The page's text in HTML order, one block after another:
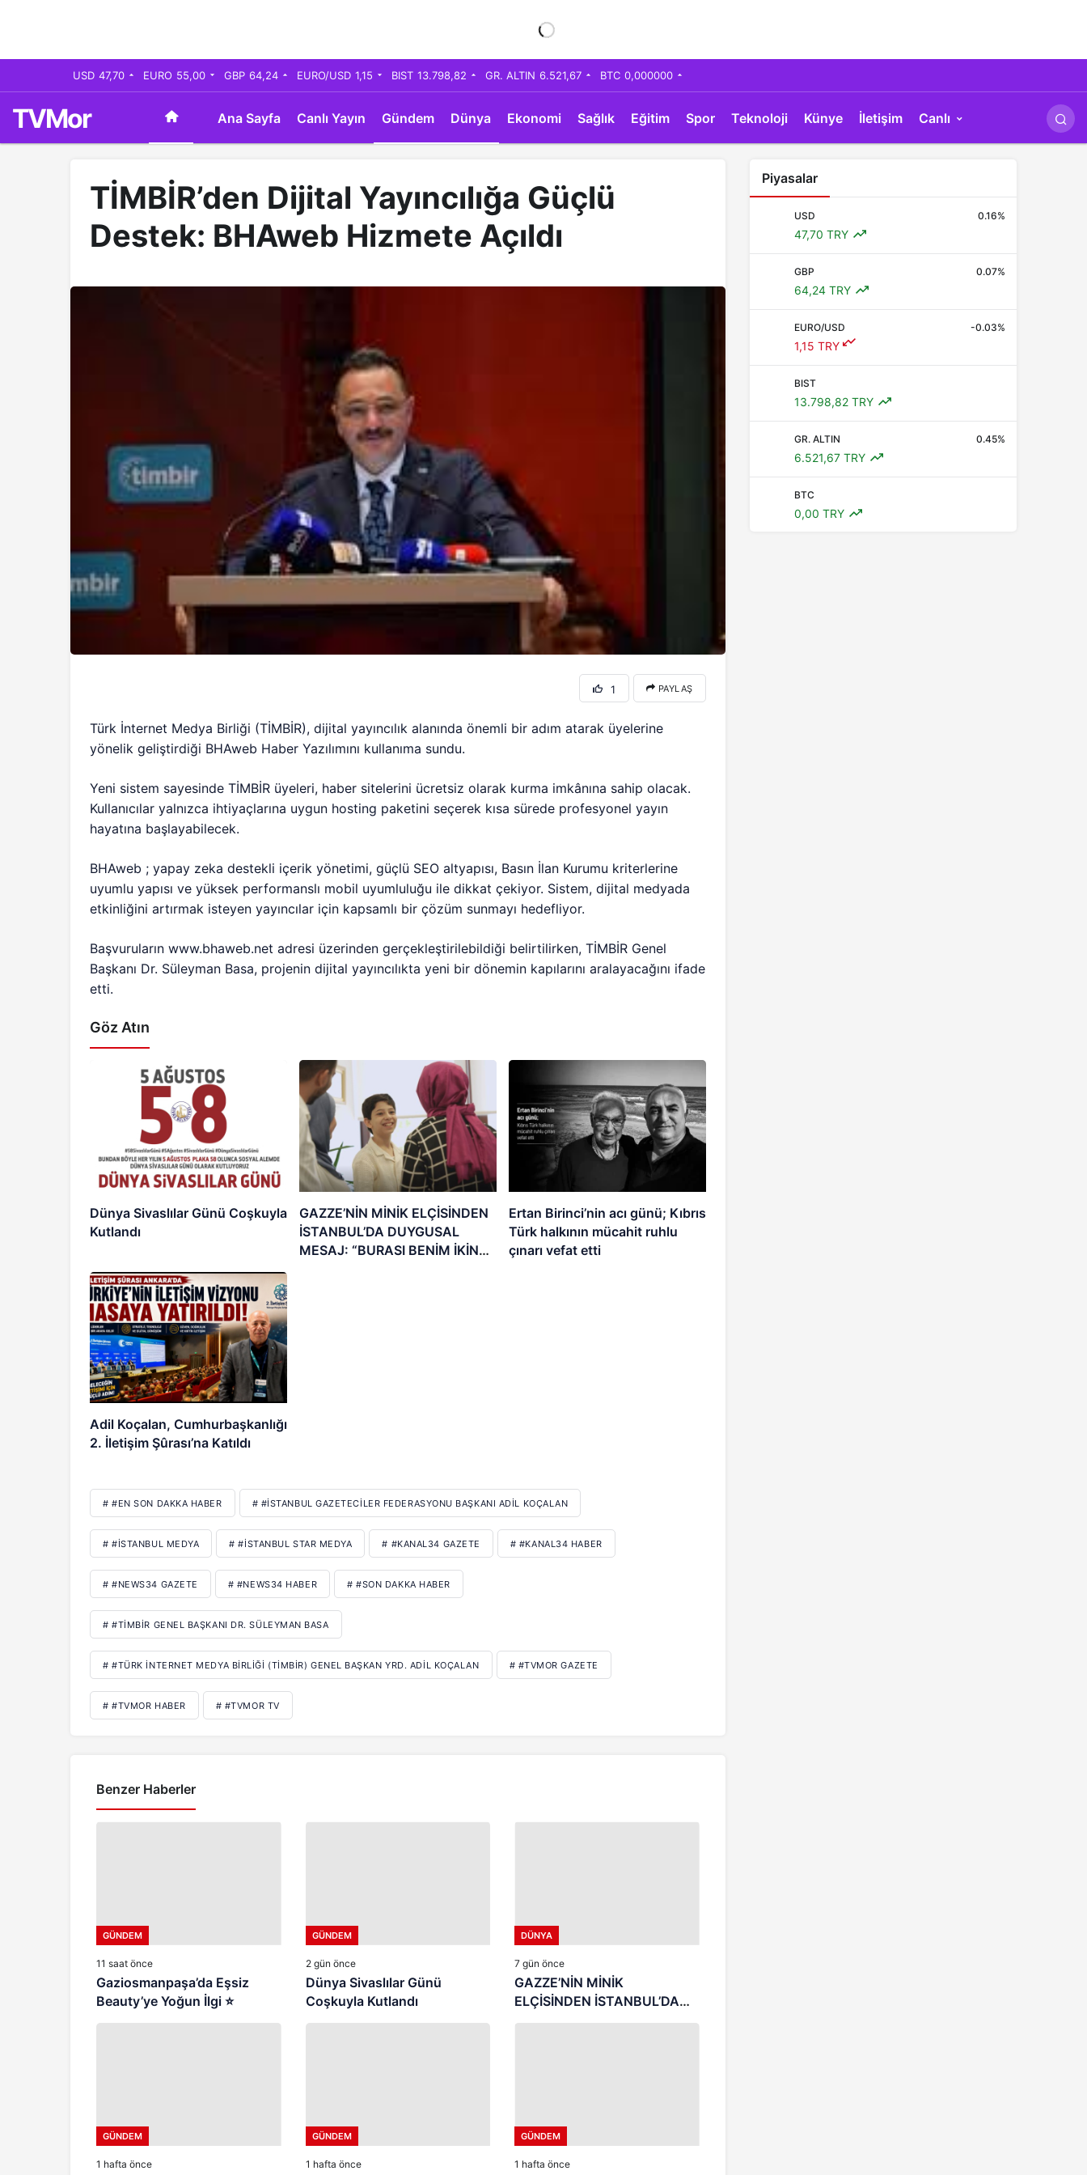
USD 47,70 EURO 55,00 GBP 64,24 EURO/USD 1,15 BIST 13.798,82 GR. ALTIN 6.521,67 BTC 0,000000
TVMor Ana Sayfa Canlı Yayın Gündem Dünya Ekonomi Sağlık Eğitim Spor Teknoloji Künye İletişim Canlı
TİMBİR’den Dijital Yayıncılığa Güçlü
Destek: BHAweb Hizmete Açıldı
1 PAYLAŞ
Türk İnternet Medya Birliği (TİMBİR), dijital yayıncılık alanında önemli bir adım atarak üyelerine
yönelik geliştirdiği BHAweb Haber Yazılımını kullanıma sundu.
Yeni sistem sayesinde TİMBİR üyeleri, haber sitelerini ücretsiz olarak kurma imkânına sahip olacak.
Kullanıcılar yalnızca ihtiyaçlarına uygun hosting paketini seçerek kısa sürede profesyonel yayın
hayatına başlayabilecek.
BHAweb ; yapay zeka destekli içerik yönetimi, güçlü SEO altyapısı, Basın İlan Kurumu kriterlerine
uyumlu yapısı ve yüksek performanslı mobil uyumluluğu ile dikkat çekiyor. Sistem, dijital medyada
etkinliğini artırmak isteyen yayıncılar için kapsamlı bir çözüm sunmayı hedefliyor.
Başvuruların www.bhaweb.net adresi üzerinden gerçekleştirilebildiği belirtilirken, TİMBİR Genel
Başkanı Dr. Süleyman Basa, projenin dijital yayıncılıkta yeni bir dönemin kapılarını aralayacağını ifade
etti.
Göz Atın
Dünya Sivaslılar Günü Coşkuyla
Kutlandı
GAZZE’NİN MİNİK ELÇİSİNDEN
İSTANBUL’DA DUYGUSAL
MESAJ: “BURASI BENİM İKİNCİ
Ertan Birinci’nin acı günü; Kıbrıs
Türk halkının mücahit ruhlu
çınarı vefat etti
Adil Koçalan, Cumhurbaşkanlığı
2. İletişim Şûrası’na Katıldı
# #EN SON DAKKA HABER # #İSTANBUL GAZETECILER FEDERASYONU BAŞKANI ADIL KOÇALAN
# #İSTANBUL MEDYA # #İSTANBUL STAR MEDYA # #KANAL34 GAZETE # #KANAL34 HABER
# #NEWS34 GAZETE # #NEWS34 HABER # #SON DAKKA HABER
# #TİMBİR GENEL BAŞKANI DR. SÜLEYMAN BASA
# #TÜRK İNTERNET MEDYA BIRLIĞI (TİMBİR) GENEL BAŞKAN YRD. ADIL KOÇALAN # #TVMOR GAZETE
# #TVMOR HABER # #TVMOR TV
Benzer Haberler
GÜNDEM
11 saat önce
Gaziosmanpaşa’da Eşsiz
Beauty’ye Yoğun İlgi ⭐
GÜNDEM
2 gün önce
Dünya Sivaslılar Günü
Coşkuyla Kutlandı
DÜNYA
7 gün önce
GAZZE’NİN MİNİK
ELÇİSİNDEN İSTANBUL’DA
DUYGUSAL MESAJ: “BURASI
GÜNDEM
1 hafta önce
GÜNDEM
1 hafta önce
GÜNDEM
1 hafta önce
Piyasalar
USD 0.16%
47,70 TRY
GBP 0.07%
64,24 TRY
EURO/USD -0.03%
1,15 TRY
BIST
13.798,82 TRY
GR. ALTIN 0.45%
6.521,67 TRY
BTC
0,00 TRY